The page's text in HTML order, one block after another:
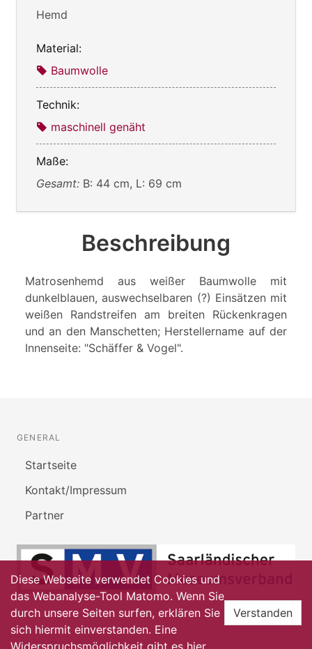
Hemd
Material:
Baumwolle
Technik:
maschinell genäht
Maße:
Gesamt: B: 44 cm, L: 69 cm
Beschreibung
Matrosenhemd aus weißer Baumwolle mit
dunkelblauen, auswechselbaren (?) Einsätzen mit
weißen Randstreifen am breiten Rückenkragen
und an den Manschetten; Herstellername auf der
Innenseite: "Schäffer & Vogel".
GENERAL
Startseite
Kontakt/Impressum
Partner
Diese Webseite verwendet Cookies und
das Webanalyse-Tool Matomo. Wenn Sie
durch unsere Seiten surfen, erklären Sie
sich hiermit einverstanden. Eine
Widerspruchsmöglichkeit gibt es hier.
Verstanden